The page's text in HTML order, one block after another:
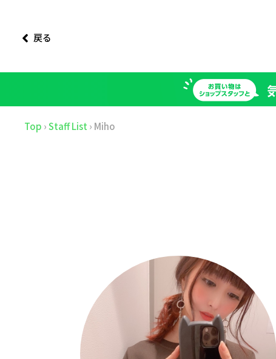
戻る
Top ›Staff List › Miho